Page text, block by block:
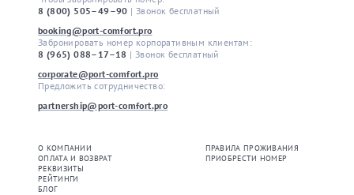
О КОМПАНИИ
ОПЛАТА И ВОЗВРАТ
РЕКВИЗИТЫ
РЕЙТИНГИ
БЛОГ
ПРАВИЛА ПРОЖИВАНИЯ
ПРИОБРЕСТИ НОМЕР
8 (800) 505–49–90 | Звонок бесплатный
booking@port-comfort.pro
Забронировать номер корпоративным клиентам:
8 (965) 088–17–18 | Звонок бесплатный
corporate@port-comfort.pro
Предложить сотрудничество:
partnership@port-comfort.pro